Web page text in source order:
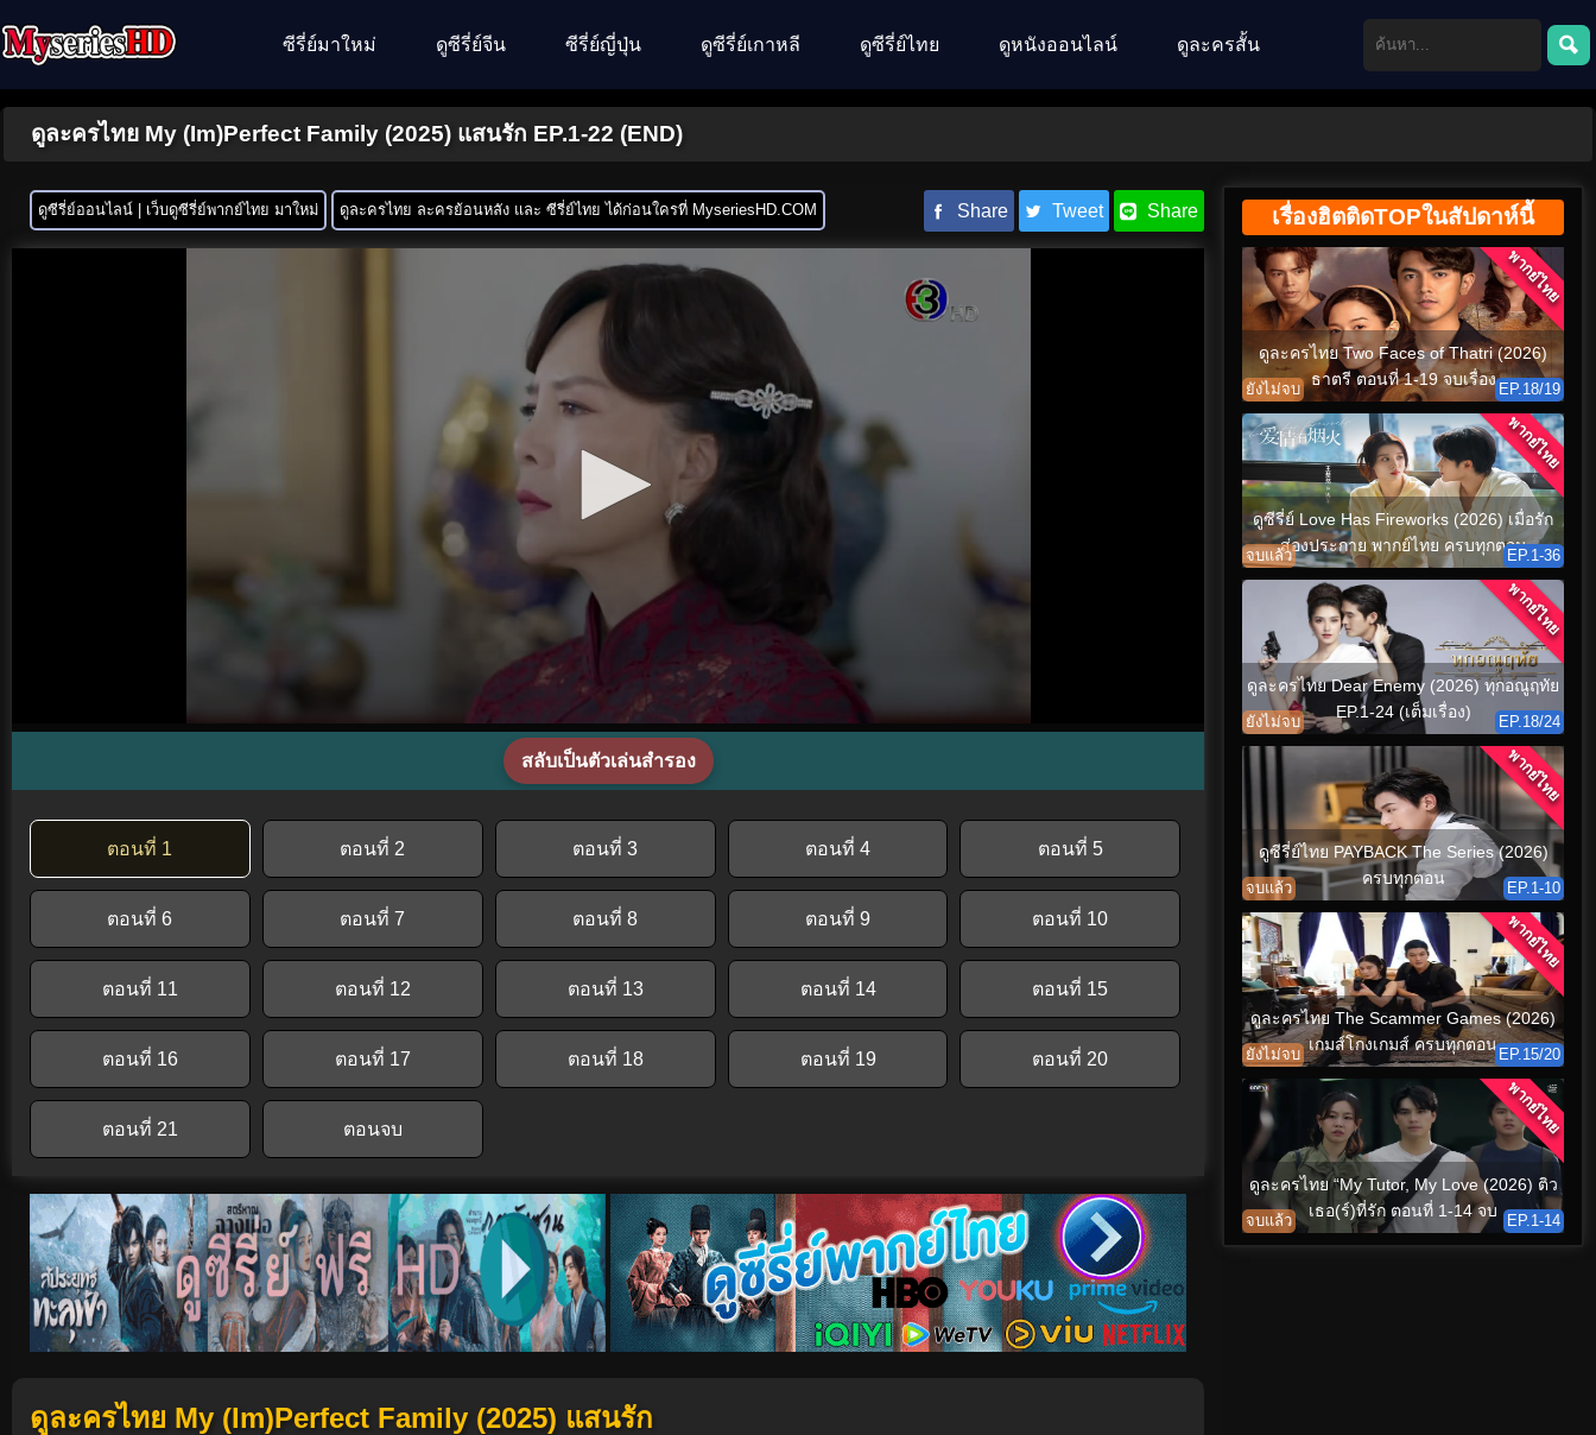
ซีรี่ย์มาใหม่ ดูซีรี่ย์จีน ซีรี่ย์ญี่ปุ่น ดูซีรี่ย์เกาหลี ดูซีรี่ย์ไทย ดูหนังออนไลน์ ดูละครสั้น
ดูละครไทย My (Im)Perfect Family (2025) แสนรัก EP.1-22 (END)
ดูซีรี่ย์ออนไลน์ | เว็บดูซีรี่ย์พากย์ไทย มาใหม่ ดูละครไทย ละครย้อนหลัง และ ซีรี่ย์ไทย ได้ก่อนใครที่ MyseriesHD.COM Share Tweet Share
สลับเป็นตัวเล่นสำรอง
ตอนที่ 1 ตอนที่ 2 ตอนที่ 3 ตอนที่ 4 ตอนที่ 5
ตอนที่ 6 ตอนที่ 7 ตอนที่ 8 ตอนที่ 9 ตอนที่ 10
ตอนที่ 11 ตอนที่ 12 ตอนที่ 13 ตอนที่ 14 ตอนที่ 15
ตอนที่ 16 ตอนที่ 17 ตอนที่ 18 ตอนที่ 19 ตอนที่ 20
ตอนที่ 21 ตอนจบ
ดูละครไทย My (Im)Perfect Family (2025) แสนรัก
เรื่องฮิตติดTOPในสัปดาห์นี้
ดูละครไทย Two Faces of Thatri (2026)
ธาตรี ตอนที่ 1-19 จบเรื่อง
ยังไม่จบ EP.18/19
พากย์ไทย
ดูซีรี่ย์ Love Has Fireworks (2026) เมื่อรัก
ส่องประกาย พากย์ไทย ครบทุกตอน
จบแล้ว EP.1-36
พากย์ไทย
ดูละครไทย Dear Enemy (2026) ทุกอณูฤทัย
EP.1-24 (เต็มเรื่อง)
ยังไม่จบ EP.18/24
พากย์ไทย
ดูซีรี่ย์ไทย PAYBACK The Series (2026)
ครบทุกตอน
จบแล้ว EP.1-10
พากย์ไทย
ดูละครไทย The Scammer Games (2026)
เกมส์โกงเกมส์ ครบทุกตอน
ยังไม่จบ EP.15/20
พากย์ไทย
ดูละครไทย “My Tutor, My Love (2026) ติว
เธอ(ร์)ที่รัก ตอนที่ 1-14 จบ
จบแล้ว EP.1-14
พากย์ไทย